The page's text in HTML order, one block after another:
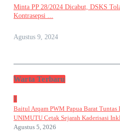
Minta PP 28/2024 Dicabut, DSKS
Kontrasepsi ...
Agustus 9, 2024
Warta Terbaru
1
Baitul Arqam PWM Papua Barat Tuntas
UNIMUTU Cetak Sejarah Kaderisasi
Agustus 5, 2026